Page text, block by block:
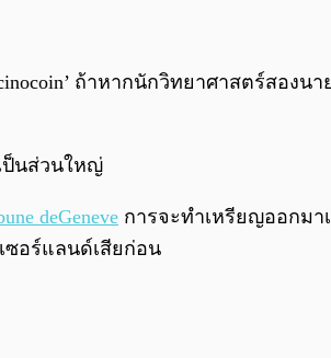
ถ้าหากนักวิทยาศาสตร์สองนา
ป็นส่วนใหญ่
deGeneve การจะทำเหรียญออกมา
ซอร์แลนด์เสียก่อน